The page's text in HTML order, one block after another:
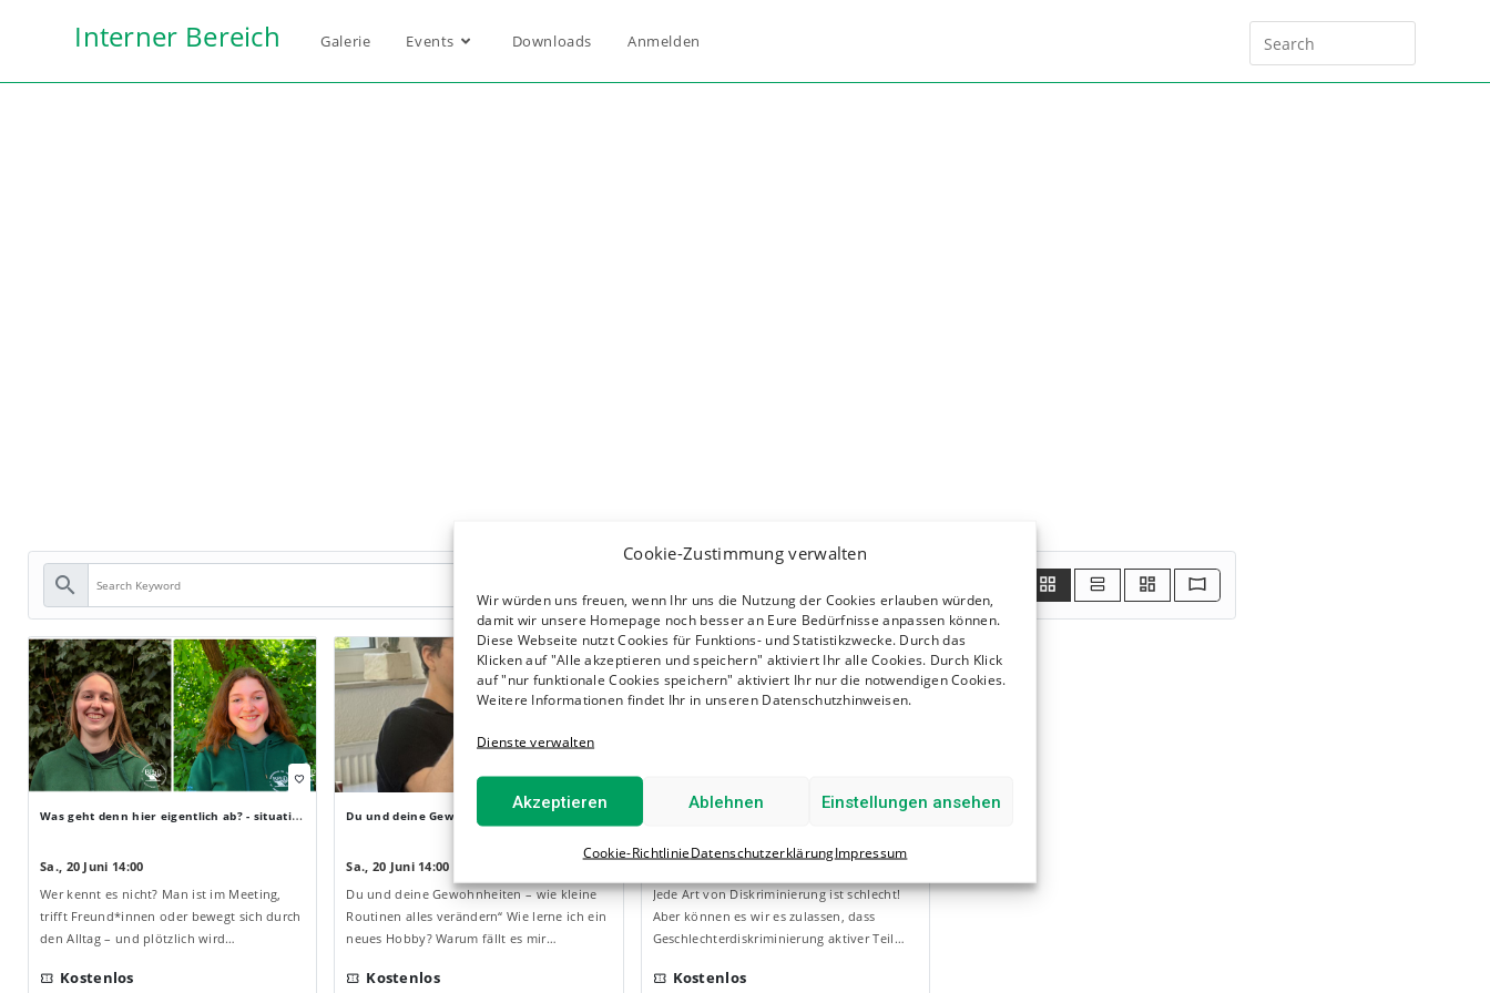
Cookie-Zustimmung verwalten
Wir würden uns freuen, wenn Ihr uns die Nutzung der Cookies erlauben würden,
damit wir unsere Homepage noch besser an Eure Bedürfnisse anpassen können.
Diese Webseite nutzt Cookies für Funktions- und Statistikzwecke. Durch das
Klicken auf "Alle akzeptieren und speichern" aktiviert Ihr alle Cookies. Durch Klick
auf "nur funktionale Cookies speichern" aktiviert Ihr nur die notwendigen Cookies.
Weitere Informationen findet Ihr in unseren Datenschutzhinweisen.
Dienste verwalten
Akzeptieren Ablehnen Einstellungen ansehen
Cookie-RichtlinieDatenschutzerklärungImpressum
Interner Bereich Galerie Events Downloads Anmelden
search
favorite_border
Was geht denn hier eigentlich ab? - situational awareness im Alltag
Sa., 20 Juni 14:00
Wer kennt es nicht? Man ist im Meeting,
trifft Freund*innen oder bewegt sich durch
den Alltag – und plötzlich wird…
confirmation_number Kostenlos
favorite_border
Sa., 20 Juni 14:00
Du und deine Gewohnheiten – wie kleine
Routinen alles verändern“ Wie lerne ich ein
neues Hobby? Warum fällt es mir…
confirmation_number Kostenlos
Geschlechterdiskriminierung ist schlechte Diskriminierung! Aber können wir was ändern?
Jede Art von Diskriminierung ist schlecht!
Aber können es wir es zulassen, dass
Geschlechterdiskriminierung aktiver Teil
confirmation_number Kostenlos